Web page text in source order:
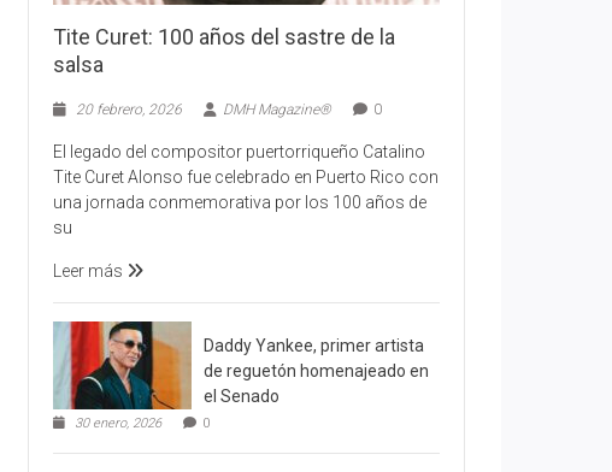
Tite Curet: 100 años del sastre de la
salsa
20 febrero, 2026 DMH Magazine® 0
El legado del compositor puertorriqueño Catalino
Tite Curet Alonso fue celebrado en Puerto Rico con
una jornada conmemorativa por los 100 años de
su
Leer más
Daddy Yankee, primer artista
de reguetón homenajeado en
el Senado
30 enero, 2026 0